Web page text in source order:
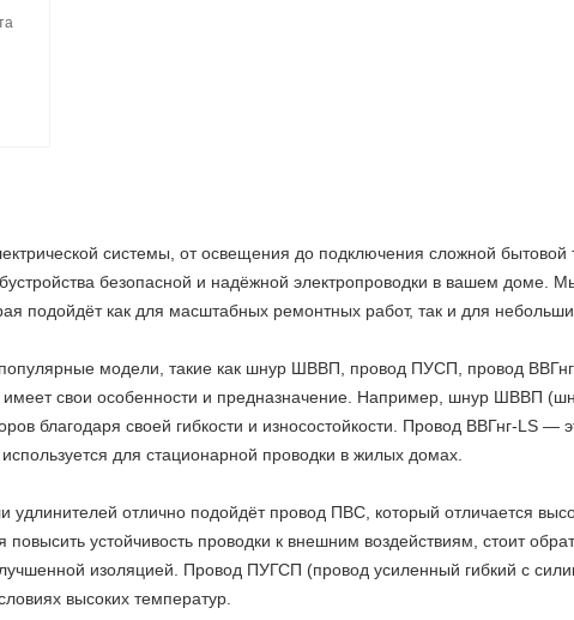
системы, от освещения до подключения сложной
безопасной и надёжной электропроводки в вашем доме.
подойдёт как для масштабных ремонтных работ, так и для
популярные модели, такие как шнур ШВВП, провод ПУСП, провод
свои особенности и предназначение. Например, шнур ШВВП
благодаря своей гибкости и износостойкости. Провод ВВГнг-LS —
для стационарной проводки в жилых домах.
отлично подойдёт провод ПВС, который отличается
повысить устойчивость проводки к внешним воздействиям, стоит
изоляцией. Провод ПУГСП (провод усиленный гибкий с
высоких температур.